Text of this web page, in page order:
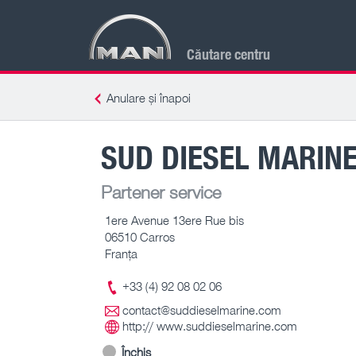
Căutare centru
Anulare și înapoi
SUD DIESEL
Partener service
1ere Avenue 13ere Rue bis
06510 Carros
Franţa
+33 (4) 92 08 02 06
contact@suddieselmarine.com
http:// www.suddieselmarine.com
Închis